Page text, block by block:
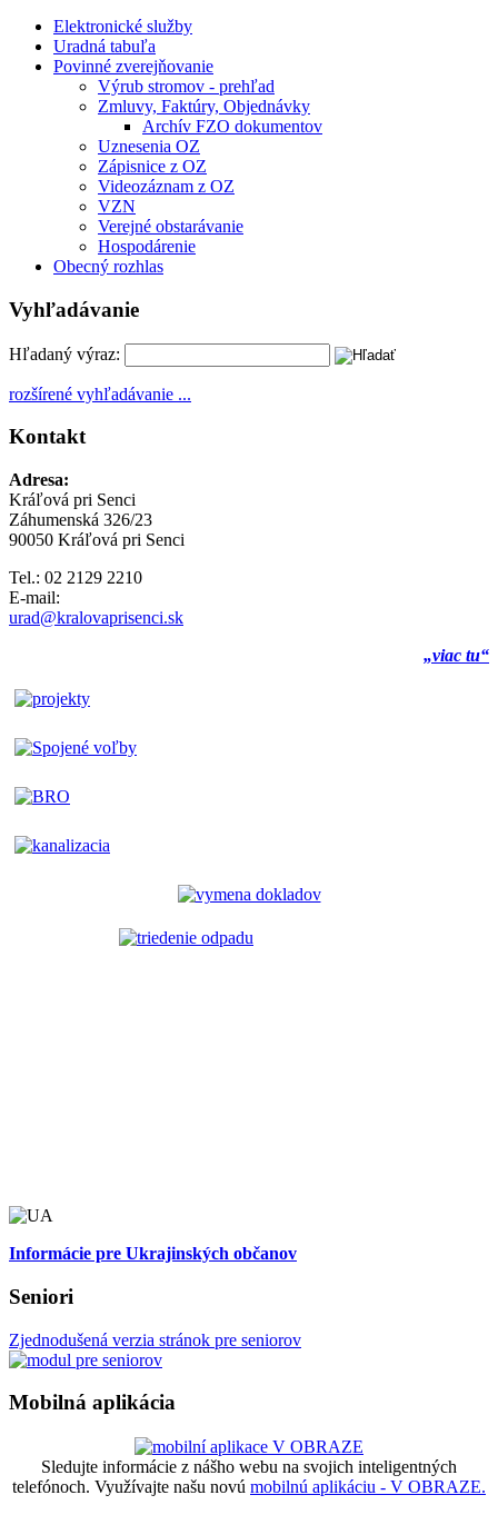
Elektronické služby
Uradná tabuľa
Povinné zverejňovanie
Výrub stromov - prehľad
Zmluvy, Faktúry, Objednávky
Archív FZO dokumentov
Uznesenia OZ
Zápisnice z OZ
Videozáznam z OZ
VZN
Verejné obstarávanie
Hospodárenie
Obecný rozhlas
Vyhľadávanie
Hľadaný výraz:
rozšírené vyhľadávanie ...
Kontakt
Adresa:
Kráľová pri Senci
Záhumenská 326/23
90050 Kráľová pri Senci
Tel.: 02 2129 2210
E-mail:
urad@kralovaprisenci.sk
„viac tu“
Informácie pre Ukrajinských občanov
Seniori
Zjednodušená verzia stránok pre seniorov
Mobilná aplikácia
Sledujte informácie z nášho webu na svojich inteligentných
telefónoch. Využívajte našu novú mobilnú aplikáciu - V OBRAZE.